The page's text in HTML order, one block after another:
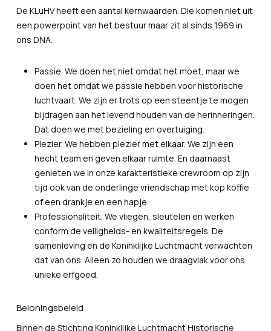
De KLuHV heeft een aantal kernwaarden. Die komen niet uit
een powerpoint van het bestuur maar zit al sinds 1969 in
ons DNA.
Passie. We doen het niet omdat het moet, maar we
doen het omdat we passie hebben voor historische
luchtvaart. We zijn er trots op een steentje te mogen
bijdragen aan het levend houden van de herinneringen.
Dat doen we met bezieling en overtuiging.
Plezier. We hebben plezier met elkaar. We zijn een
hecht team en geven elkaar ruimte. En daarnaast
genieten we in onze karakteristieke crewroom op zijn
tijd ook van de onderlinge vriendschap met kop koffie
of een drankje en een hapje.
Professionaliteit. We vliegen, sleutelen en werken
conform de veiligheids- en kwaliteitsregels. De
samenleving en de Koninklijke Luchtmacht verwachten
dat van ons. Alleen zo houden we draagvlak voor ons
unieke erfgoed.
Beloningsbeleid
Binnen de Stichting Koninklijke Luchtmacht Historische